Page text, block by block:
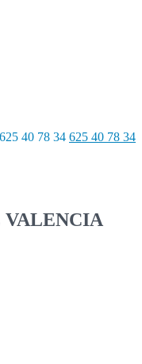
625 40 78 34 625 40 78 34